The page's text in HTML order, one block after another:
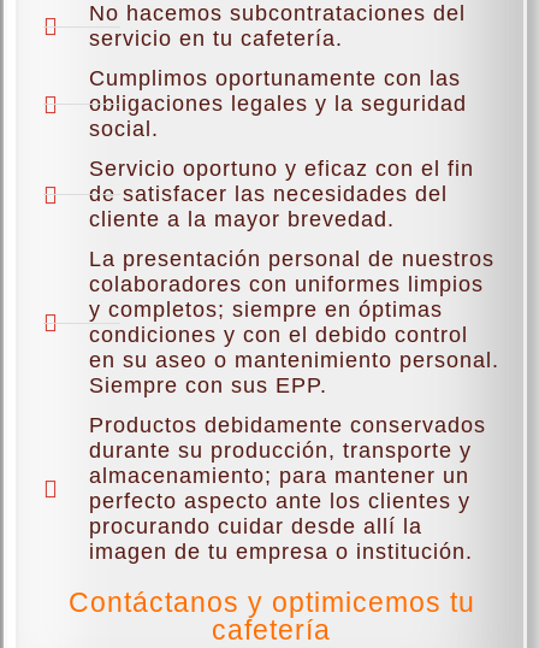
No hacemos subcontrataciones del
servicio en tu cafetería.
Cumplimos oportunamente con las
obligaciones legales y la seguridad
social.
Servicio oportuno y eficaz con el fin
de satisfacer las necesidades del
cliente a la mayor brevedad.
La presentación personal de nuestros
colaboradores con uniformes limpios
y completos; siempre en óptimas
condiciones y con el debido control
en su aseo o mantenimiento personal.
Siempre con sus EPP.
Productos debidamente conservados
durante su producción, transporte y
almacenamiento; para mantener un
perfecto aspecto ante los clientes y
procurando cuidar desde allí la
imagen de tu empresa o institución.
Contáctanos y optimicemos tu
cafetería